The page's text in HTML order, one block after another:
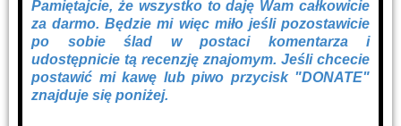
Pamiętajcie, że wszystko to daję Wam całkowicie
za darmo. Będzie mi więc miło jeśli pozostawicie
po sobie ślad w postaci komentarza i
udostępnicie tą recenzję znajomym. Jeśli chcecie
postawić mi kawę lub piwo przycisk "DONATE"
znajduje się poniżej.